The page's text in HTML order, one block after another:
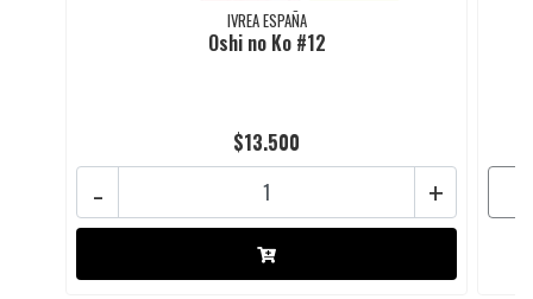
IVREA ESPAÑA
Oshi no Ko #12
$13.500
+
-